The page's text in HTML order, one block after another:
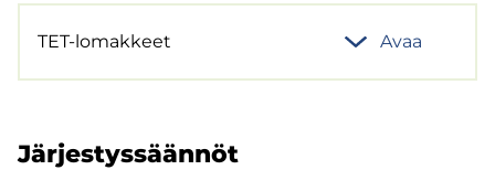
TET-​lomakkeet Avaa
Jär­jes­tys­sään­nöt